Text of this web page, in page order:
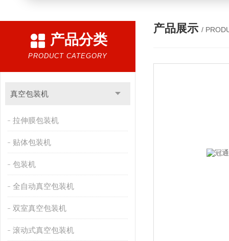
产品分类
PRODUCT CATEGORY
真空包装机
拉伸膜包装机
贴体包装机
包装机
全自动真空包装机
双室真空包装机
滚动式真空包装机
产品展示 /